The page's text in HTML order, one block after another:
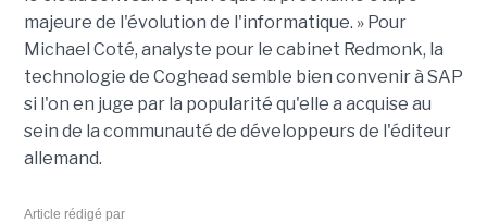
majeure de l'évolution de l'informatique. » Pour
Michael Coté, analyste pour le cabinet Redmonk, la
technologie de Coghead semble bien convenir à SAP
si l'on en juge par la popularité qu'elle a acquise au
sein de la communauté de développeurs de l'éditeur
allemand.
Article rédigé par